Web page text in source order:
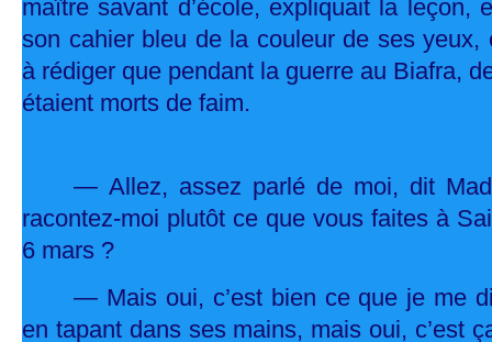
maître savant d’école, expliquait la leçon,
son cahier bleu de la couleur de ses yeux,
à rédiger que pendant la guerre au Biafra,
étaient morts de faim.
— Allez, assez parlé de moi, dit
racontez-moi plutôt ce que vous faites à
6 mars ?
— Mais oui, c’est bien ce que je me
en tapant dans ses mains, mais oui, c’est